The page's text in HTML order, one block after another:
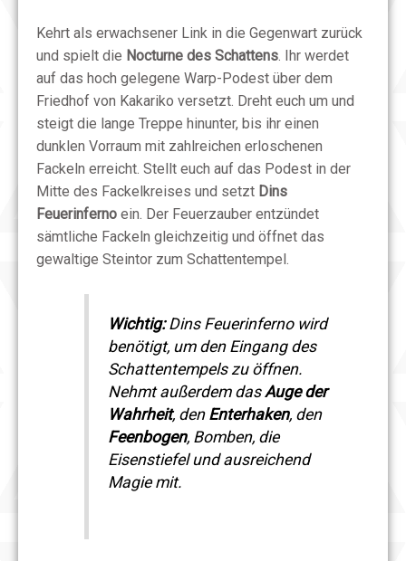
Kehrt als erwachsener Link in die Gegenwart zurück
und spielt die Nocturne des Schattens. Ihr werdet
auf das hoch gelegene Warp-Podest über dem
Friedhof von Kakariko versetzt. Dreht euch um und
steigt die lange Treppe hinunter, bis ihr einen
dunklen Vorraum mit zahlreichen erloschenen
Fackeln erreicht. Stellt euch auf das Podest in der
Mitte des Fackelkreises und setzt Dins
Feuerinferno ein. Der Feuerzauber entzündet
sämtliche Fackeln gleichzeitig und öffnet das
gewaltige Steintor zum Schattentempel.
Wichtig:Dins Feuerinferno wird
benötigt, um den Eingang des
Schattentempels zu öffnen.
Nehmt außerdem dasAuge der
Wahrheit, den Enterhaken, den
Feenbogen, Bomben, die
Eisenstiefel und ausreichend
Magie mit.